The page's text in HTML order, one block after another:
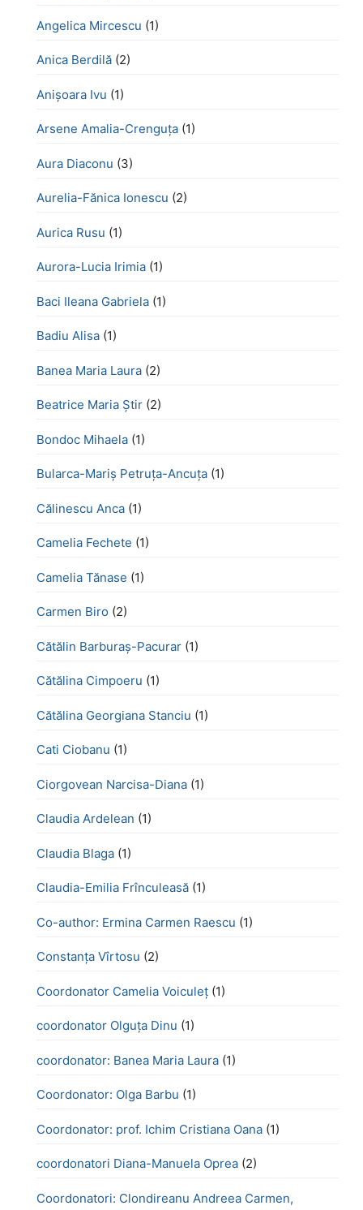
Angelica Mircescu (1)
Anica Berdilă (2)
Anișoara Ivu (1)
Arsene Amalia-Crenguța (1)
Aura Diaconu (3)
Aurelia-Fănica Ionescu (2)
Aurica Rusu (1)
Aurora-Lucia Irimia (1)
Baci Ileana Gabriela (1)
Badiu Alisa (1)
Banea Maria Laura (2)
Beatrice Maria Știr (2)
Bondoc Mihaela (1)
Bularca-Mariș Petruța-Ancuța (1)
Călinescu Anca (1)
Camelia Fechete (1)
Camelia Tănase (1)
Carmen Biro (2)
Cătălin Barburaș-Pacurar (1)
Cătălina Cimpoeru (1)
Cătălina Georgiana Stanciu (1)
Cati Ciobanu (1)
Ciorgovean Narcisa-Diana (1)
Claudia Ardelean (1)
Claudia Blaga (1)
Claudia-Emilia Frînculeasă (1)
Co-author: Ermina Carmen Raescu (1)
Constanța Vîrtosu (2)
Coordonator Camelia Voiculeț (1)
coordonator Olguța Dinu (1)
coordonator: Banea Maria Laura (1)
Coordonator: Olga Barbu (1)
Coordonator: prof. Ichim Cristiana Oana (1)
coordonatori Diana-Manuela Oprea (2)
Coordonatori: Clondireanu Andreea Carmen,